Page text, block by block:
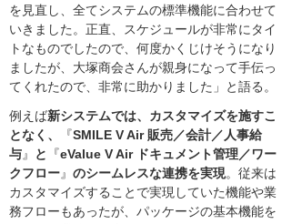
を見直し、全てシステムの標準機能に合わせて
いきました。正直、スケジュールが非常にタイ
トなものでしたので、何度かくじけそうになり
ましたが、大塚商会さんが親身になって手伝っ
てくれたので、非常に助かりました」と語る。
例えば新システムでは、カスタマイズを施すこ
となく、
『SMILE V Air 販売／会計／人事給
与』 と 『eValue V Air ドキュメント管理／ワー
クフロー』 のシームレスな連携を実現。従来は
カスタマイズすることで実現していた機能や業
務フローもあったが、パッケージの基本機能を